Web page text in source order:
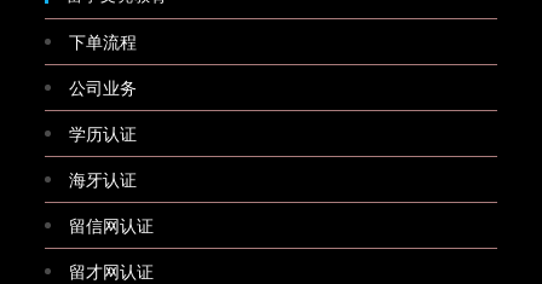
下单流程
公司业务
学历认证
海牙认证
留信网认证
留才网认证